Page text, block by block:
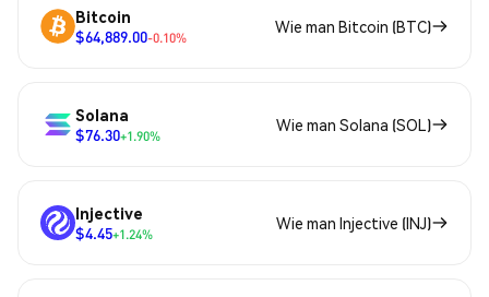
Bitcoin
$64,889.00-0.10%
Wie man Bitcoin (BTC)
Solana
$76.30+1.90%
Wie man Solana (SOL)
Injective
$4.45+1.24%
Wie man Injective (INJ)